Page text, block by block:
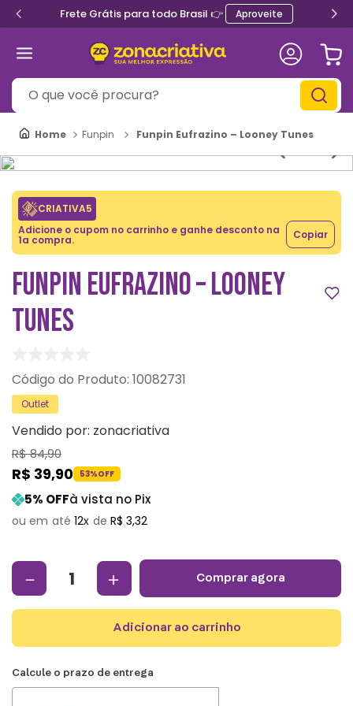
Frete Grátis para todo Brasil 👉 Aproveite
O que você procura?
Funpin Funpin Eufrazino – Looney Tunes
CRIATIVA5
Adicione o cupom no carrinho e ganhe desconto na
1a compra. Copiar
FUNPIN EUFRAZINO – LOONEY
TUNES
: 10082731
Outlet
Vendido por: zonacriativa
R$84,90
R$ 39,90 53%OFF
5% OFFà vista no Pix
12 R$ 3,32
＋
－ comprar agora
adicionar ao carrinho